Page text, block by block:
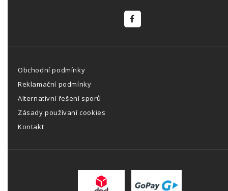
Obchodní podmínky
Reklamační podmínky
Alternativní řešení sporů
Zásady používaní cookies
Kontakt